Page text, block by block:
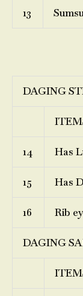
13
DAGING
14 Has
15 Has
16 Rib
DAGING